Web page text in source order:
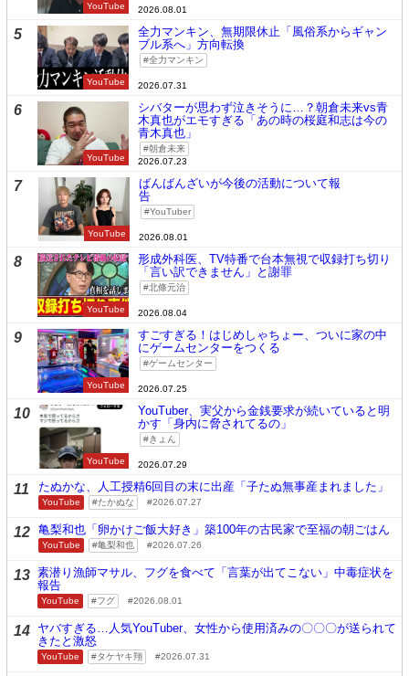
YouTube 2026.08.01
5
YouTube
全力マンキン、無期限休止「風俗系からギャン
ブル系へ」方向転換
全力マンキン
2026.07.31
6
YouTube
シバターが思わず泣きそうに…？朝倉未来vs青
木真也がエモすぎる「あの時の桜庭和志は今の
青木真也」
朝倉未来
2026.07.23
7
YouTube
ばんばんざいが今後の活動について報
告
YouTuber
2026.08.01
8
YouTube
形成外科医、TV特番で台本無視で収録打ち切り
「言い訳できません」と謝罪
北條元治
2026.08.04
9
YouTube
すごすぎる！はじめしゃちょー、ついに家の中
にゲームセンターをつくる
ゲームセンター
2026.07.25
10
YouTube
YouTuber、実父から金銭要求が続いていると明
かす「身内に脅されてるの」
きょん
2026.07.29
11 たぬかな、人工授精6回目の末に出産「子たぬ無事産まれました」
YouTube たかぬな 2026.07.27
12 亀梨和也「卵かけご飯大好き」築100年の古民家で至福の朝ごはん
YouTube 亀梨和也 2026.07.26
13 素潜り漁師マサル、フグを食べて「言葉が出てこない」中毒症状を
報告
YouTube フグ 2026.08.01
14 ヤバすぎる…人気YouTuber、女性から使用済みの〇〇〇が送られて
きたと激怒
YouTube タケヤキ翔 2026.07.31